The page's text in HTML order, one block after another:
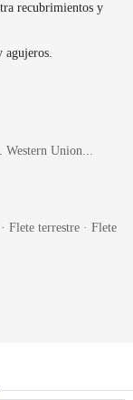
recubrimientos y
agujeros.
Union...
Flete terrestre · Flete